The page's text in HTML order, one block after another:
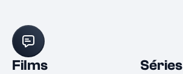
Films Séries